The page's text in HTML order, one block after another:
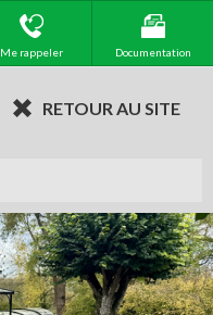
Me rappeler Documentation
RETOUR AU SITE